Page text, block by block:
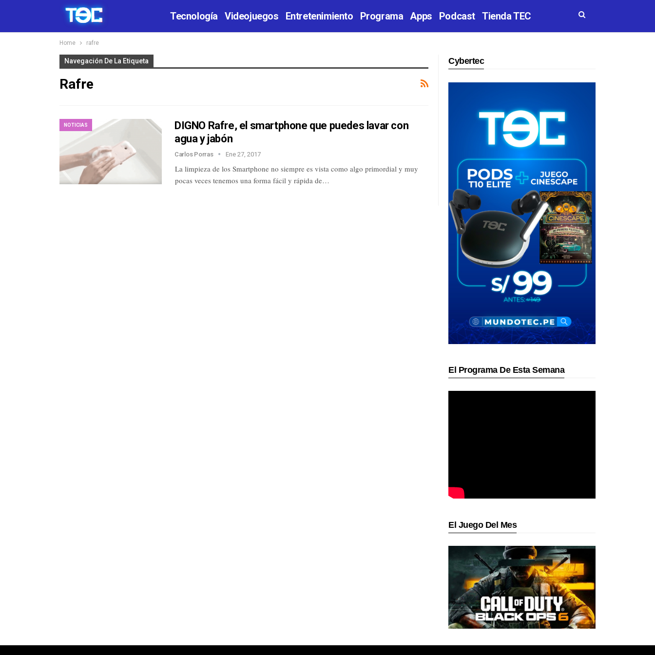
Tecnología Videojuegos Entretenimiento Programa Apps Podcast Tienda TEC
Home rafre
Navegación De La Etiqueta
Rafre
NOTICIAS
DIGNO Rafre, el smartphone que puedes lavar con
agua y jabón
Carlos Porras Ene 27, 2017
La limpieza de los Smartphone no siempre es vista como algo primordial y muy
pocas veces tenemos una forma fácil y rápida de…
Cybertec
El Programa De Esta Semana
El Juego Del Mes